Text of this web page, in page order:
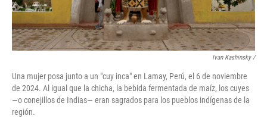
Ivan Kashinsky/
Una mujer posa junto a un "cuy inca" en Lamay, Perú, el 6 de noviembre
de 2024. Al igual que la chicha, la bebida fermentada de maíz, los cuyes
—o conejillos de Indias— eran sagrados para los pueblos indígenas de la
región.